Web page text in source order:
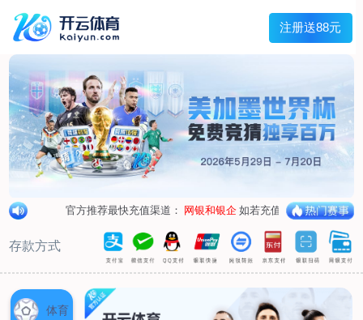
Menu
网站首页
关于我们
产品中心
荣誉资质
厂区设备
人才招聘
新闻中心
销售网点